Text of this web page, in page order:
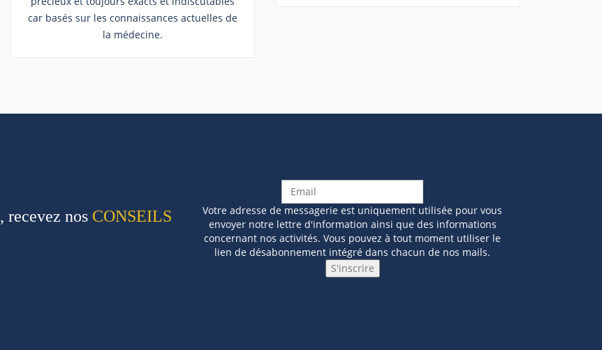
car basés sur les connaissances actuelles de
la médecine.
, recevez nos CONSEILS
Votre adresse de messagerie est uniquement utilisée pour vous
envoyer notre lettre d'information ainsi que des informations
concernant nos activités. Vous pouvez à tout moment utiliser le
lien de désabonnement intégré dans chacun de nos mails.